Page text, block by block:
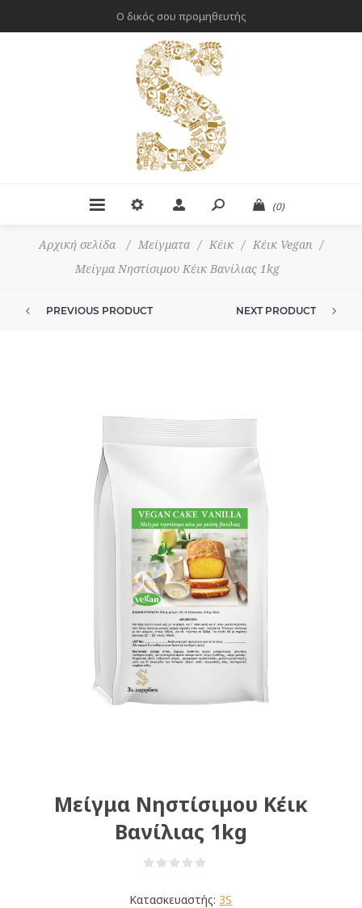
Ο δικός σου προμηθευτής
(0)
Αρχική σελίδα / Μείγματα / Κέικ / Κέικ Vegan
/
Μείγμα Νηστίσιμου Κέικ Βανίλιας 1kg
PREVIOUS PRODUCT NEXT PRODUCT
Μείγμα Νηστίσιμου Κέικ
Βανίλιας 1kg
Κατασκευαστής: 3S